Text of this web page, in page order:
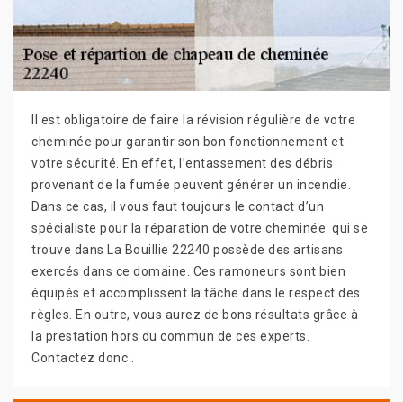
Il est obligatoire de faire la révision régulière de votre
cheminée pour garantir son bon fonctionnement et
votre sécurité. En effet, l’entassement des débris
provenant de la fumée peuvent générer un incendie.
Dans ce cas, il vous faut toujours le contact d’un
spécialiste pour la réparation de votre cheminée. qui se
trouve dans La Bouillie 22240 possède des artisans
exercés dans ce domaine. Ces ramoneurs sont bien
équipés et accomplissent la tâche dans le respect des
règles. En outre, vous aurez de bons résultats grâce à
la prestation hors du commun de ces experts.
Contactez donc .